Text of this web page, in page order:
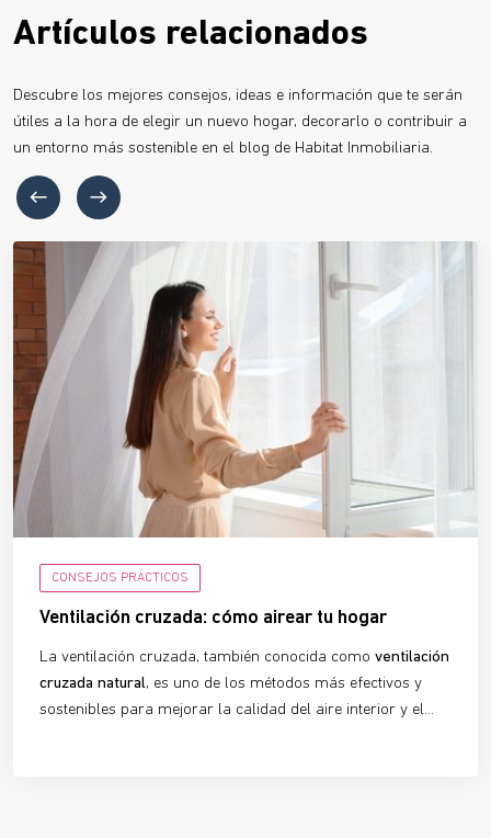
Artículos relacionados
Descubre los mejores consejos, ideas e información que te serán
útiles a la hora de elegir un nuevo hogar, decorarlo o contribuir a
un entorno más sostenible en el blog de Habitat Inmobiliaria.
CONSEJOS PRÁCTICOS
Ventilación cruzada: cómo airear tu hogar
La ventilación cruzada, también conocida como ventilación
cruzada natural, es uno de los métodos más efectivos y
sostenibles para mejorar la calidad del aire interior y el